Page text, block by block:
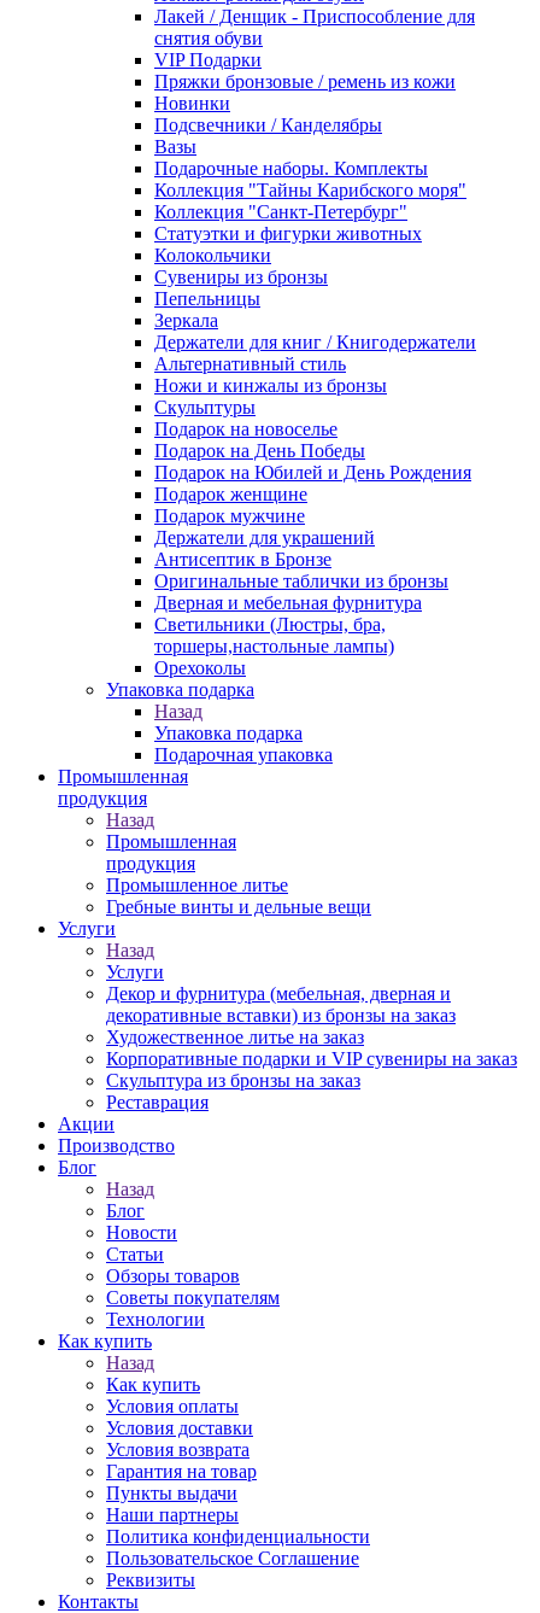
Лакей / Денщик - Приспособление для
снятия обуви
VIP Подарки
Пряжки бронзовые / ремень из кожи
Новинки
Подсвечники / Канделябры
Вазы
Подарочные наборы. Комплекты
Коллекция "Тайны Карибского моря"
Коллекция "Санкт-Петербург"
Статуэтки и фигурки животных
Колокольчики
Сувениры из бронзы
Пепельницы
Зеркала
Держатели для книг / Книгодержатели
Альтернативный стиль
Ножи и кинжалы из бронзы
Скульптуры
Подарок на новоселье
Подарок на День Победы
Подарок на Юбилей и День Рождения
Подарок женщине
Подарок мужчине
Держатели для украшений
Антисептик в Бронзе
Оригинальные таблички из бронзы
Дверная и мебельная фурнитура
Светильники (Люстры, бра,
торшеры,настольные лампы)
Орехоколы
Упаковка подарка
Назад
Упаковка подарка
Подарочная упаковка
Промышленная
продукция
Назад
Промышленная
продукция
Промышленное литье
Гребные винты и дельные вещи
Услуги
Назад
Услуги
Декор и фурнитура (мебельная, дверная и
декоративные вставки) из бронзы на заказ
Художественное литье на заказ
Корпоративные подарки и VIP сувениры на заказ
Скульптура из бронзы на заказ
Реставрация
Акции
Производство
Блог
Назад
Блог
Новости
Статьи
Обзоры товаров
Советы покупателям
Технологии
Как купить
Назад
Как купить
Условия оплаты
Условия доставки
Условия возврата
Гарантия на товар
Пункты выдачи
Наши партнеры
Политика конфиденциальности
Пользовательское Соглашение
Реквизиты
Контакты